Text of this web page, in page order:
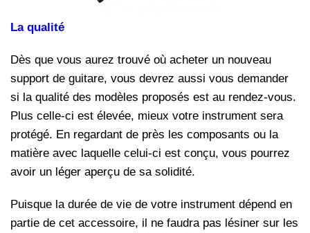
La qualité
Dès que vous aurez trouvé où acheter un nouveau
support de guitare, vous devrez aussi vous demander
si la qualité des modèles proposés est au rendez-vous.
Plus celle-ci est élevée, mieux votre instrument sera
protégé. En regardant de près les composants ou la
matière avec laquelle celui-ci est conçu, vous pourrez
avoir un léger aperçu de sa solidité.
Puisque la durée de vie de votre instrument dépend en
partie de cet accessoire, il ne faudra pas lésiner sur les